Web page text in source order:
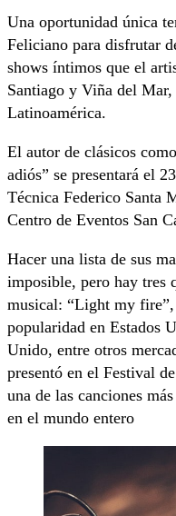
Una oportunidad única
Feliciano para disfrutar
shows íntimos que el
Santiago y Viña del
Latinoamérica.
El autor de clásicos
adiós” se presentará el
Técnica Federico Santa
Centro de Eventos San
Hacer una lista de sus
imposible, pero hay tres
musical: “Light my
popularidad en Estados
Unido, entre otros
presentó en el Festival
una de las canciones
en el mundo entero